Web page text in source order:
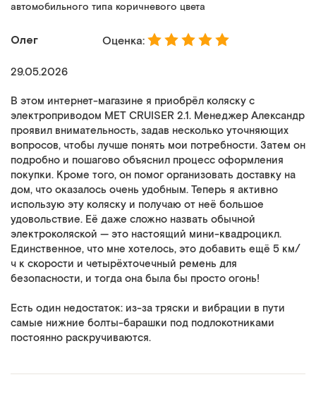
автомобильного типа коричневого цвета
Олег Оценка:
29.05.2026
В этом интернет-магазине я приобрёл коляску с
электроприводом MET CRUISER 2.1. Менеджер Александр
проявил внимательность, задав несколько уточняющих
вопросов, чтобы лучше понять мои потребности. Затем он
подробно и пошагово объяснил процесс оформления
покупки. Кроме того, он помог организовать доставку на
дом, что оказалось очень удобным. Теперь я активно
использую эту коляску и получаю от неё большое
удовольствие. Её даже сложно назвать обычной
электроколяской — это настоящий мини-квадроцикл.
Единственное, что мне хотелось, это добавить ещё 5 км/
ч к скорости и четырёхточечный ремень для
безопасности, и тогда она была бы просто огонь!
Есть один недостаток: из-за тряски и вибрации в пути
самые нижние болты-барашки под подлокотниками
постоянно раскручиваются.